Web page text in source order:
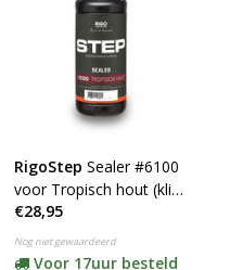
RigoStep Sealer #6100
voor Tropisch hout (klik
hier voor de inhoud)
€28,95
Nog niet gewaardeerd
Voor 17uur besteld